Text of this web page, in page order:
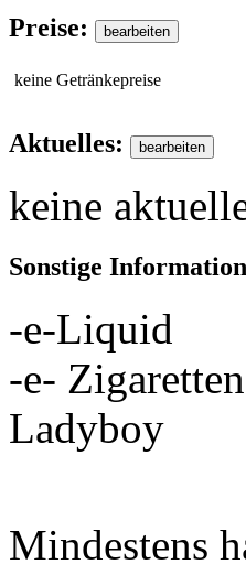
Preise:
keine Getränkepreise
Aktuelles:
keine
Sonstige
-e-Liquid
-e- Zigaretten
Ladyboy
Mindestens